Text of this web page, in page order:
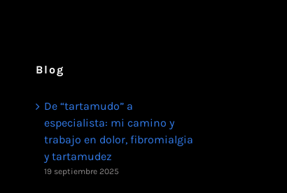
Blog
De “tartamudo” a
especialista: mi camino y
trabajo en dolor, fibromialgia
y tartamudez
19 septiembre 2025